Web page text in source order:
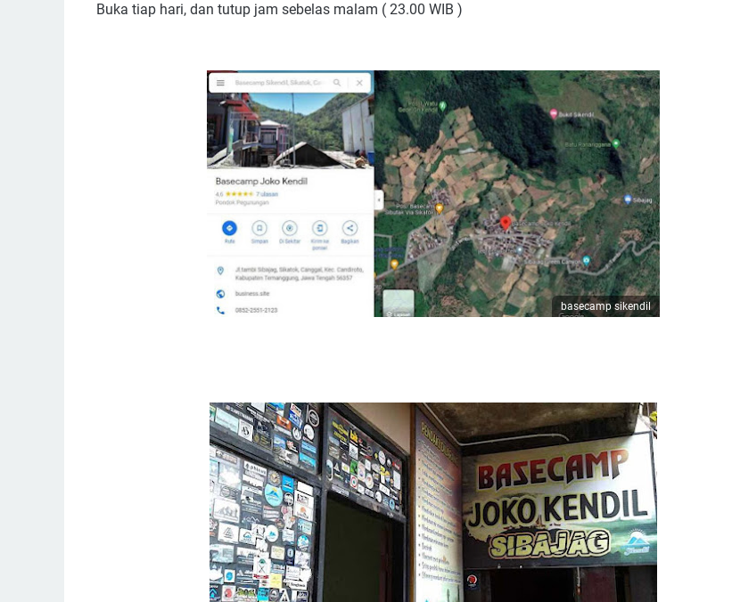
Buka tiap hari, dan tutup jam sebelas malam ( 23.00 WIB )
basecamp sikendil